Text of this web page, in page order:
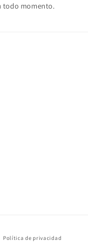
todo momento.
Política de privacidad